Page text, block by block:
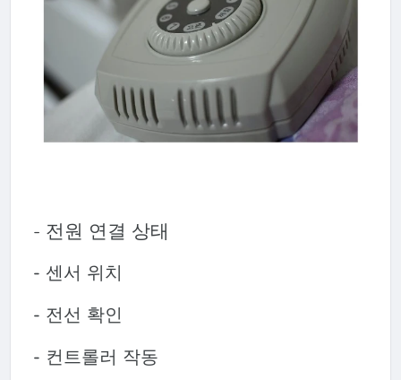
- 전원 연결 상태
- 센서 위치
- 전선 확인
- 컨트롤러 작동